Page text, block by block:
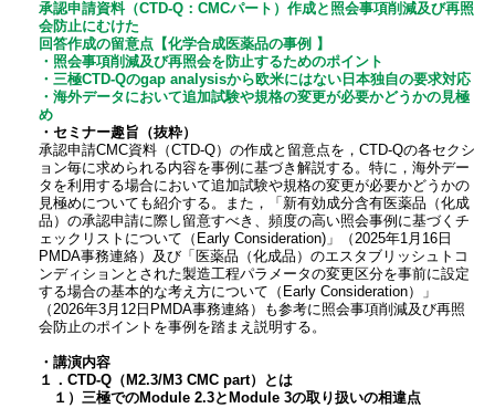
承認申請資料（CTD-Q：CMCパート）作成と照会事項削減及び再照
会防止にむけた
回答作成の留意点【化学合成医薬品の事例 】
・照会事項削減及び再照会を防止するためのポイント
・三極CTD-Qのgap analysisから欧米にはない日本独自の要求対応
・海外データにおいて追加試験や規格の変更が必要かどうかの見極
め
・セミナー趣旨（抜粋）
承認申請CMC資料（CTD-Q）の作成と留意点を，CTD-Qの各セクシ
ョン毎に求められる内容を事例に基づき解説する。特に，海外デー
タを利用する場合において追加試験や規格の変更が必要かどうかの
見極めについても紹介する。また，「新有効成分含有医薬品（化成
品）の承認申請に際し留意すべき、頻度の高い照会事例に基づくチ
ェックリストについて（Early Consideration)」（2025年1月16日
PMDA事務連絡）及び「医薬品（化成品）のエスタブリッシュトコ
ンディションとされた製造工程パラメータの変更区分を事前に設定
する場合の基本的な考え方について（Early Consideration）」
（2026年3月12日PMDA事務連絡）も参考に照会事項削減及び再照
会防止のポイントを事例を踏まえ説明する。
・講演内容
１．CTD-Q（M2.3/M3 CMC part）とは
１）三極でのModule 2.3とModule 3の取り扱いの相違点